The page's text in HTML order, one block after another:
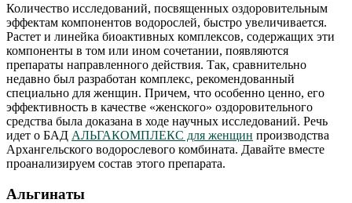
Количество исследований, посвященных оздоровительным
эффектам компонентов водорослей, быстро увеличивается.
Растет и линейка биоактивных комплексов, содержащих эти
компоненты в том или ином сочетании, появляются
препараты направленного действия. Так, сравнительно
недавно был разработан комплекс, рекомендованный
специально для женщин. Причем, что особенно ценно, его
эффективность в качестве «женского» оздоровительного
средства была доказана в ходе научных исследований. Речь
идет о БАД АЛЬГАКОМПЛЕКС для женщин производства
Архангельского водорослевого комбината. Давайте вместе
проанализируем состав этого препарата.
Альгинаты